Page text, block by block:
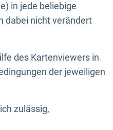
in jede beliebige
dabei nicht verändert
des Kartenviewers in
der jeweiligen
zulässig,